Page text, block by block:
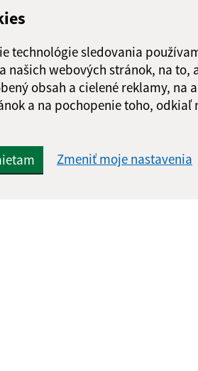
technológie sledovania
našich webových stránok, na to,
obsah a cielené reklamy, na
a na pochopenie toho, odkiaľ
Zmeniť moje nastavenia
správu